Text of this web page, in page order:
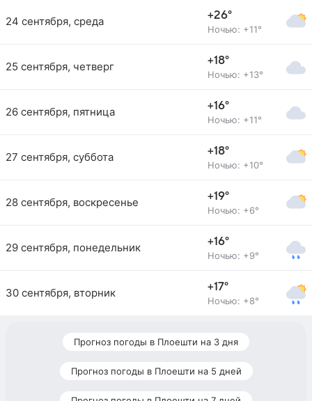
24 сентября, среда +26°
Ночью: +11°
25 сентября, четверг +18°
Ночью: +13°
26 сентября, пятница +16°
Ночью: +11°
27 сентября, суббота +18°
Ночью: +10°
28 сентября, воскресенье +19°
Ночью: +6°
29 сентября, понедельник +16°
Ночью: +9°
30 сентября, вторник +17°
Ночью: +8°
Прогноз погоды в Плоешти на 3 дня
Прогноз погоды в Плоешти на 5 дней